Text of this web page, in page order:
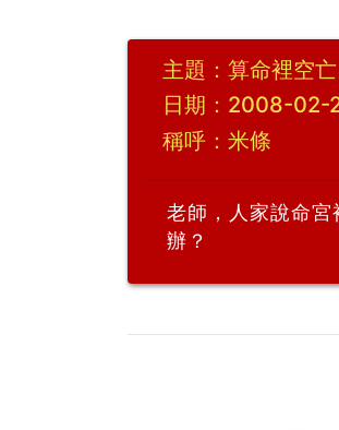
主題：算命裡空亡
日期：2008-02-
稱呼：米條
老師，人家說命
辦？